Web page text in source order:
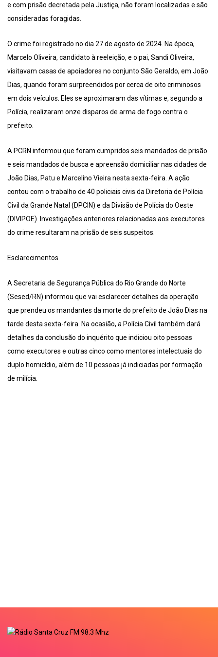
e com prisão decretada pela Justiça, não foram localizadas e são
consideradas foragidas.
O crime foi registrado no dia 27 de agosto de 2024. Na época,
Marcelo Oliveira, candidato à reeleição, e o pai, Sandi Oliveira,
visitavam casas de apoiadores no conjunto São Geraldo, em João
Dias, quando foram surpreendidos por cerca de oito criminosos
em dois veículos. Eles se aproximaram das vítimas e, segundo a
Polícia, realizaram onze disparos de arma de fogo contra o
prefeito.
A PCRN informou que foram cumpridos seis mandados de prisão
e seis mandados de busca e apreensão domiciliar nas cidades de
João Dias, Patu e Marcelino Vieira nesta sexta-feira. A ação
contou com o trabalho de 40 policiais civis da Diretoria de Polícia
Civil da Grande Natal (DPCIN) e da Divisão de Polícia do Oeste
(DIVIPOE). Investigações anteriores relacionadas aos executores
do crime resultaram na prisão de seis suspeitos.
Esclarecimentos
A Secretaria de Segurança Pública do Rio Grande do Norte
(Sesed/RN) informou que vai esclarecer detalhes da operação
que prendeu os mandantes da morte do prefeito de João Dias na
tarde desta sexta-feira. Na ocasião, a Polícia Civil também dará
detalhes da conclusão do inquérito que indiciou oito pessoas
como executores e outras cinco como mentores intelectuais do
duplo homicídio, além de 10 pessoas já indiciadas por formação
de milícia.